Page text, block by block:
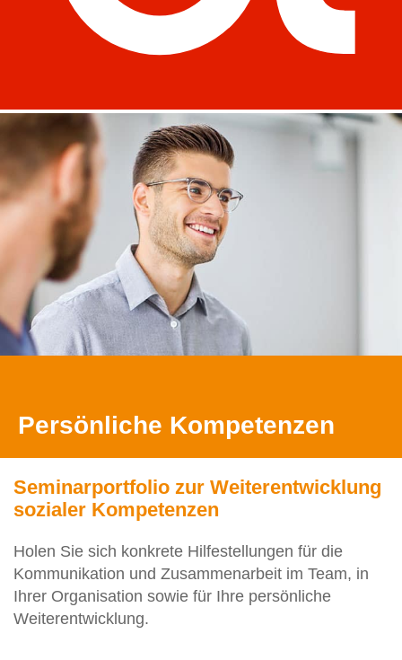
Persönliche Kompetenzen
Seminarportfolio zur Weiterentwicklung
sozialer Kompetenzen
Holen Sie sich konkrete Hilfestellungen für die
Kommunikation und ­Zusammenarbeit im Team, in
Ihrer ­Organisation sowie für Ihre persönliche
Weiterentwicklung.